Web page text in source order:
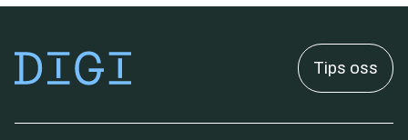
Tips oss